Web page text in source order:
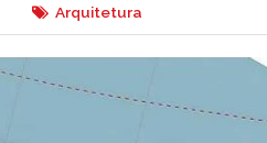
Arquitetura